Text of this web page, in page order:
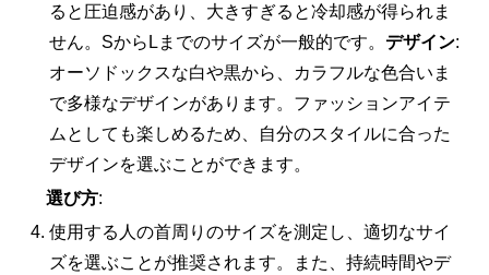
ると圧迫感があり、大きすぎると冷却感が得られま
せん。SからLまでのサイズが一般的です。デザイン:
オーソドックスな白や黒から、カラフルな色合いま
で多様なデザインがあります。ファッションアイテ
ムとしても楽しめるため、自分のスタイルに合った
デザインを選ぶことができます。
選び方:
使用する人の首周りのサイズを測定し、適切なサイ
ズを選ぶことが推奨されます。また、持続時間やデ